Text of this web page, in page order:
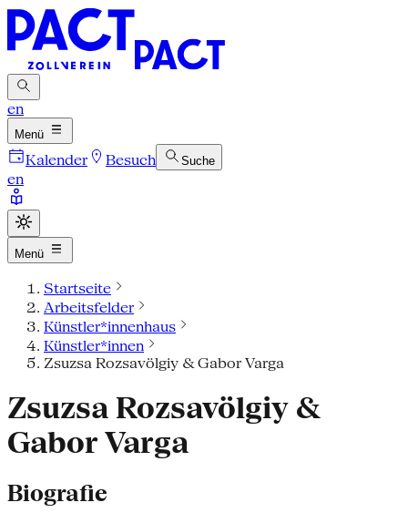
en
Menü
Kalender Besuch Suche
en
Menü
Startseite
Arbeitsfelder
Künstler*innenhaus
Künstler*innen
Zsuzsa Rozsavölgiy & Gabor Varga
Zsuzsa Rozsavölgiy &
Gabor Varga
Biografie